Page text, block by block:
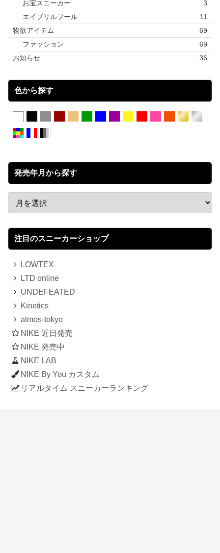
お宝スニーカー
3
エイプリルフール
11
物欲アイテム
69
ファッション
69
お知らせ
36
色から探す
発売年月から探す
注目のスニーカーショップ
LOWTEX
LTD online
UNDEFEATED
Kinetics
atmos-tokyo
NIKE 近日発売
NIKE 発売中
NIKE LAB
NIKE By You カスタム
リアルタイム スニーカーランキング